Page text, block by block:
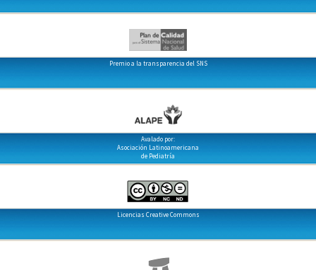
Premio a la transparencia del SNS
Avalado por:
Asociación Latinoamericana
de Pediatría
Licencias Creative Commons